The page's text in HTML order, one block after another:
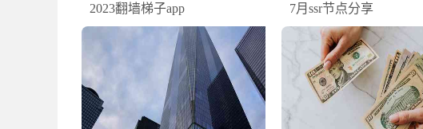
2023翻墙梯子app 7月ssr节点分享